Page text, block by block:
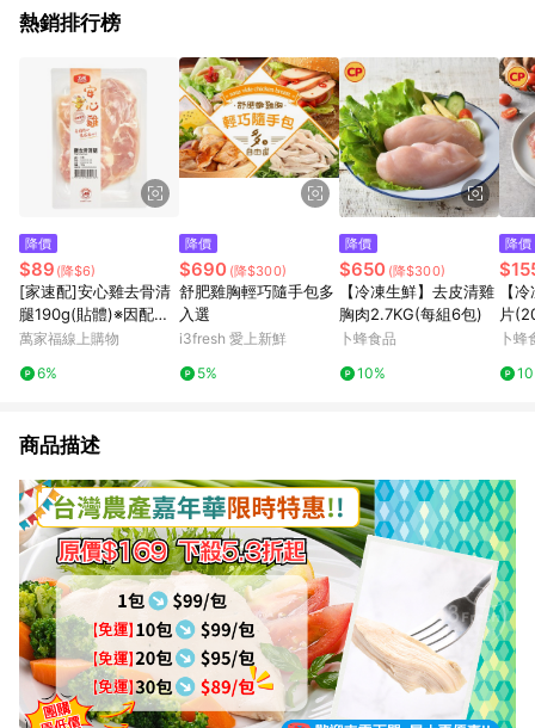
熱銷排行榜
降價
$89 (降$6)
[家速配]安心雞去骨清
腿190g(貼體)※因配送
關係實際到貨效期約2-
萬家福線上購物
6%
降價
$690 (降$300)
舒肥雞胸輕巧隨手包多
入選
i3fresh 愛上新鮮
5%
降價
$650 (降$300)
【冷凍生鮮】去皮清雞
胸肉2.7KG(每組6包)
卜蜂食品
10%
降價
【
片
卜蜂
商品描述